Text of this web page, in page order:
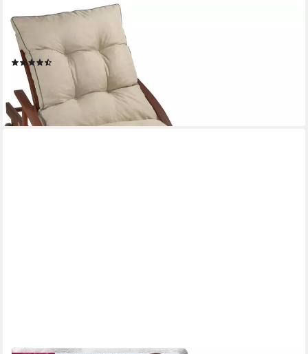
SUNNYPILLOW
Liegenauflage 200 x 60 - Auflage für Gartenliege extra dick
13cm, Cremefarben
(25)
62,99 €
lieferbar - in 4-5 Werktagen bei dir